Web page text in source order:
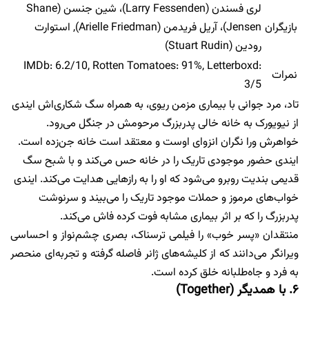
بازیگران
لری فسندن (Larry Fessenden)، شین جنسن (Shane
Jensen)، آریل فریدمن (Arielle Friedman), استوارت
رودین (Stuart Rudin)
نمرات
IMDb: 6.2/10, Rotten Tomatoes: 91%, Letterboxd:
3/5
تاد، مرد جوانی با بیماری مزمن ریوی، به همراه سگ شکاری‌اش ایندی
از نیویورک به خانه خالی پدربزرگ مرحومش در جنگل می‌رود.
خواهرش ورا نگران انزوای اوست و معتقد است خانه جن‌زده است.
ایندی حضور موجودی تاریک را در خانه حس می‌کند و با شبح سگ
قدیمی بندیت روبرو می‌شود که او را به رازهایی هدایت می‌کند. ایندی
خواب‌های مرموز و حملات موجود تاریک را می‌بیند و سرنوشت
پدربزرگ را که بر اثر بیماری مشابه فوت کرده فاش می‌کند.
منتقدان «پسر خوب» را فیلمی ترسناک، بصری چشم‌نواز و احساسی
ویرانگر می‌دانند که از کلیشه‌های ژانر فاصله گرفته و تجربه‌ای منحصر
به فرد و جاه‌طلبانه خلق کرده است.
۶. با همدیگر (Together)